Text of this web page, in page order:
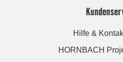
Hilfe &
HORNBACH